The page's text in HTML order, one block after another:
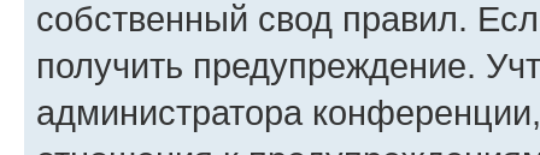
собственный свод правил.
получить предупреждение.
администратора